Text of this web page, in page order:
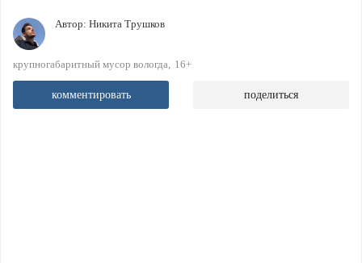
Автор: Никита Трушков
крупногабаритный мусор вологда 16+
комментировать поделиться